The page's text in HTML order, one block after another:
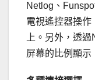
Netlog、
電視遙控器操作
上。另外，透
屏幕的比例顯示